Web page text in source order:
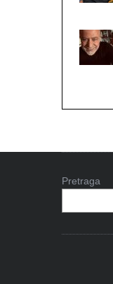
Pretraga